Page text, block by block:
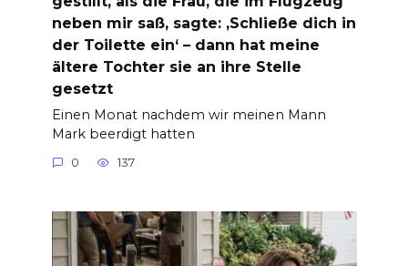
neben mir saß, sagte: ‚Schließe dich in
der Toilette ein‘ – dann hat meine
ältere Tochter sie an ihre Stelle
gesetzt
Einen Monat nachdem wir meinen Mann
Mark beerdigt hatten
0 137